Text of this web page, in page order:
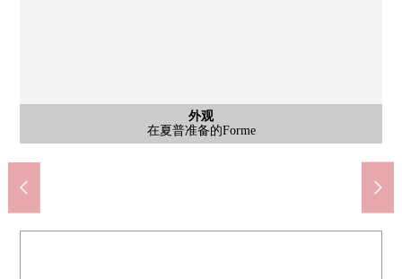
外观
在夏普准备的Forme
院子
约11.4坪的舒服的阳光的照射的院子
入口
有稳重的感的入口入口
入口
感到镶玻璃的品格的入口入口
共有部分
对防止犯罪有用的防盗门的安全
入口
像给彩色玻璃上色的酒店的大厅入口
停车场
停车场1/2
停车场
停车场2/2
共有部分
自行车停放处
共有部分
在在用地北侧的集会室，在多目的可以利用
共有部分
Mansion名牌
入口
入口入口
外观
Mansion外观
天神添公園(约60m)
7-Eleven藤泽长后东店(约560m)
doragguseimusu长后商店(约680m)
长后小学(约720m)
高仓中学(约1870m)
藤泽湘南台医院(约860m)
OdakyuOX长后商店(约1080m)